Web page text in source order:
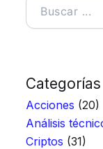
Categorías
Acciones (20)
Análisis
Criptos (31)